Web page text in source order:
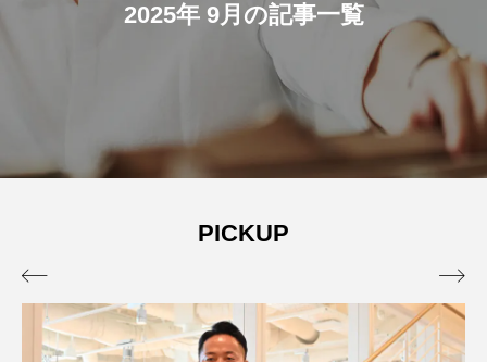
2025年 9月の記事一覧
PICKUP
 